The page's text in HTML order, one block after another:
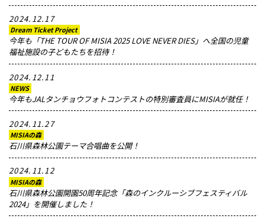
2024.12.17
Dream Ticket Project
今年も「THE TOUR OF MISIA 2025 LOVE NEVER DIES」へ全国の児童
福祉施設の子どもたちを招待！
2024.12.11
NEWS
今年もJALタンチョウフォトコンテストの特別審査員にMISIAが就任！
2024.11.27
MISIAの森
石川県森林公園テーマ合唱曲を公開！
2024.11.12
MISIAの森
石川県森林公園開園50周年記念「森のインクルーシブフェスティバル
2024」を開催しました！